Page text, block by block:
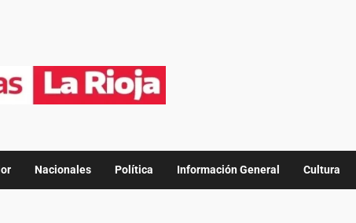
Nacionales Política Información General Cultura